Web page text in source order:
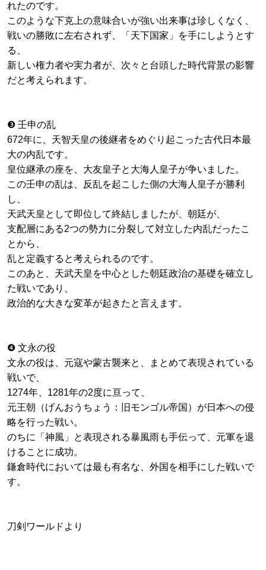
れたのです。
このような下克上の意味合いが強い出来事は珍しくなく、
戦いの勝敗に左右されず、「天下国家」を手にしようとす
る、
新しい権力者や実力者が、次々と台頭した時代背景の影響
だと考えられます。
❸ 壬申の乱
672年に、天智天皇の後継者をめぐり起こった古代日本最
大の内乱です。
皇位継承の座を、大友皇子と大海人皇子が争いました。
この壬申の乱は、反乱を起こした側の大海人皇子が勝利
し、
天武天皇として即位して終結しましたが、朝廷が、
支配層にある2つの勢力に分裂して対立した内乱だったこ
とから、
乱と定義すると考えられるのです。
このあと、天武天皇を中心とした朝廷政治の基礎を確立し
た戦いであり、
政治的な大きな変革が起きたと言えます。
❹ 文永の役
文永の役は、元寇や蒙古襲来と、まとめて表現されている
戦いで、
1274年、1281年の2度に亘って、
元王朝（げんおうちょう：旧モンゴル帝国）が日本への侵
略を行った戦い。
のちに「神風」と表現される暴風雨も手伝って、元軍を退
けることに成功。
鎌倉時代においては最も有名な、外国を相手にした戦いで
す。
刀剣ワールドより